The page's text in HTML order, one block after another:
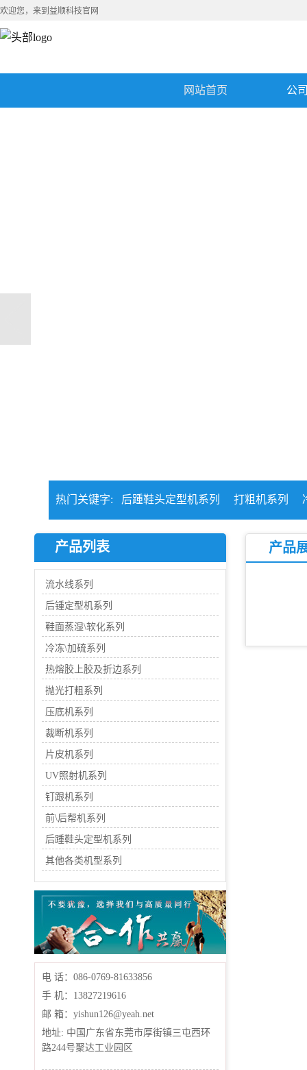
欢迎您，来到益顺科技官网
网站首页 公
热门关键字: 后踵鞋头定型机系列 打粗机系列
产品列表
流水线系列
后锺定型机系列
鞋面蒸湿\软化系列
冷冻\加硫系列
热熔胶上胶及折边系列
抛光打粗系列
压底机系列
裁断机系列
片皮机系列
UV照射机系列
钉跟机系列
前\后帮机系列
后踵鞋头定型机系列
其他各类机型系列
电 话：086-0769-81633856
手 机：13827219616
邮 箱：yishun126@yeah.net
地址: 中国广东省东莞市厚街镇三屯西环
路244号聚达工业园区
产品